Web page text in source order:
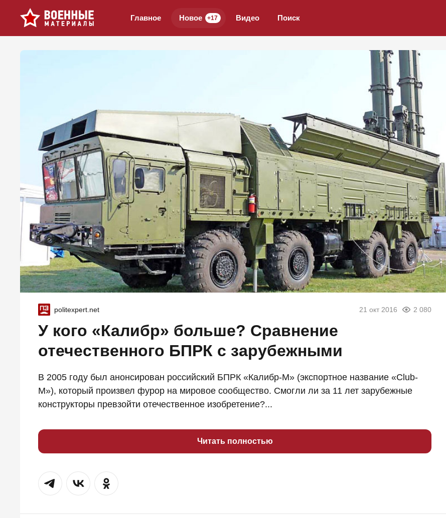
Главное Новое +17 Видео Поиск
politexpert.net 21 окт 2016 2 080
У кого «Калибр» больше? Сравнение
отечественного БПРК с зарубежными
В 2005 году был анонсирован российский БПРК «Калибр-М» (экспортное название «Club-
М»), который произвел фурор на мировое сообщество. Смогли ли за 11 лет зарубежные
конструкторы превзойти отечественное изобретение?...
Читать полностью